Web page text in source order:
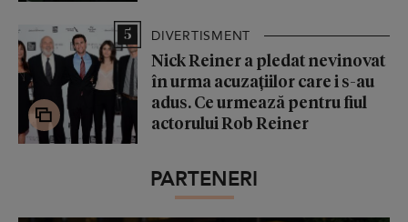
5 DIVERTISMENT
Nick Reiner a pledat nevinovat
în urma acuzațiilor care i s-au
adus. Ce urmează pentru fiul
actorului Rob Reiner
PARTENERI